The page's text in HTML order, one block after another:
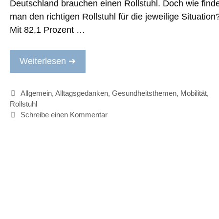
Deutschland brauchen einen Rollstuhl. Doch wie
man den richtigen Rollstuhl für die jeweilige
Mit 82,1 Prozent …
Weiterlesen ➔
Kategorien
Allgemein,Alltagsgedanken,Gesundheitsthemen, Mobilität,
Rollstuhl
Schreibe einen Kommentar